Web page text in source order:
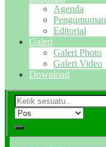
Agenda
Pengumuman
Editorial
Galeri
Galeri Photo
Galeri Video
Download